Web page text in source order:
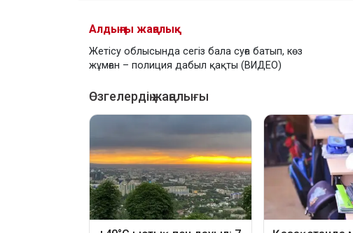
Алдыңғы жаңалық
Жетісу облысында сегіз бала суға батып, көз
жұмған – полиция дабыл қақты (ВИДЕО)